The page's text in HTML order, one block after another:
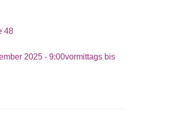
48
2025 -9:00vormittags bis